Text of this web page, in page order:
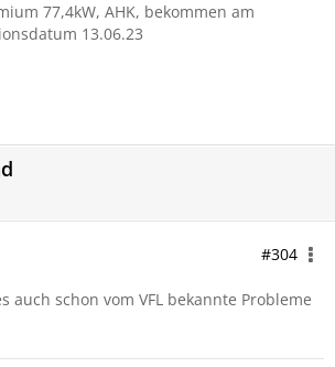
77,4kW, AHK, bekommen am
13.06.23
#304
auch schon vom VFL bekannte Probleme